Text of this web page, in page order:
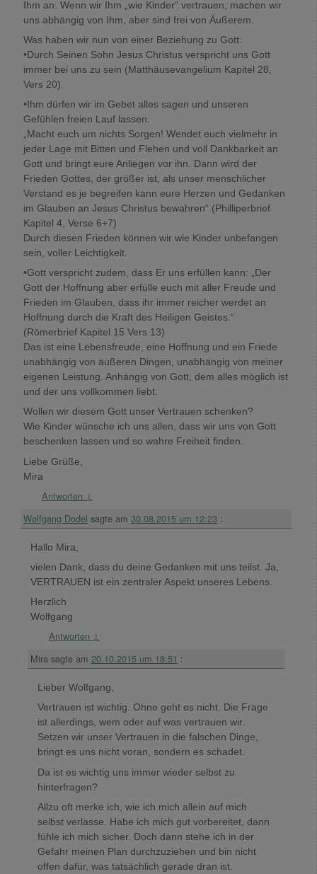
Ihm an. Wenn wir Ihm „wie Kinder“ vertrauen, machen wir
uns abhängig von Ihm, aber sind frei von Äußerem.
Was haben wir nun von einer Beziehung zu Gott:
•Durch Seinen Sohn Jesus Christus verspricht uns Gott
immer bei uns zu sein (Matthäusevangelium Kapitel 28,
Vers 20).
•Ihm dürfen wir im Gebet alles sagen und unseren
Gefühlen freien Lauf lassen.
„Macht euch um nichts Sorgen! Wendet euch vielmehr in
jeder Lage mit Bitten und Flehen und voll Dankbarkeit an
Gott und bringt eure Anliegen vor ihn. Dann wird der
Frieden Gottes, der größer ist, als unser menschlicher
Verstand es je begreifen kann eure Herzen und Gedanken
im Glauben an Jesus Christus bewahren“ (Philliperbrief
Kapitel 4, Verse 6+7)
Durch diesen Frieden können wir wie Kinder unbefangen
sein, voller Leichtigkeit.
•Gott verspricht zudem, dass Er uns erfüllen kann: „Der
Gott der Hoffnung aber erfülle euch mit aller Freude und
Frieden im Glauben, dass ihr immer reicher werdet an
Hoffnung durch die Kraft des Heiligen Geistes.“
(Römerbrief Kapitel 15 Vers 13)
Das ist eine Lebensfreude, eine Hoffnung und ein Friede
unabhängig von äußeren Dingen, unabhängig von meiner
eigenen Leistung. Anhängig von Gott, dem alles möglich ist
und der uns vollkommen liebt.
Wollen wir diesem Gott unser Vertrauen schenken?
Wie Kinder wünsche ich uns allen, dass wir uns von Gott
beschenken lassen und so wahre Freiheit finden.
Liebe Grüße,
Mira
Antworten ↓
Wolfgang Dodel sagte am 30.08.2015 um 12:23 :
Hallo Mira,
vielen Dank, dass du deine Gedanken mit uns teilst. Ja,
VERTRAUEN ist ein zentraler Aspekt unseres Lebens.
Herzlich
Wolfgang
Antworten ↓
Mira sagte am 20.10.2015 um 18:51 :
Lieber Wolfgang,
Vertrauen ist wichtig. Ohne geht es nicht. Die Frage
ist allerdings, wem oder auf was vertrauen wir.
Setzen wir unser Vertrauen in die falschen Dinge,
bringt es uns nicht voran, sondern es schadet.
Da ist es wichtig uns immer wieder selbst zu
hinterfragen?
Allzu oft merke ich, wie ich mich allein auf mich
selbst verlasse. Habe ich mich gut vorbereitet, dann
fühle ich mich sicher. Doch dann stehe ich in der
Gefahr meinen Plan durchzuziehen und bin nicht
offen dafür, was tatsächlich gerade dran ist.